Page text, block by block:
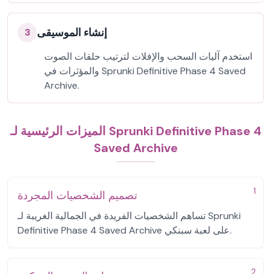
3 إنشاء الموسيقى
استخدم آليات السحب والإفلات لترتيب حلقات الصوت
والمؤثرات في Sprunki Definitive Phase 4 Saved
Archive.
الميزات الرئيسية لـ Sprunki Definitive Phase 4
Saved Archive
1 تصميم الشخصيات المجردة
تساهم الشخصيات الفريدة في الجمالية الغريبة لـ Sprunki
Definitive Phase 4 Saved Archive على لعبة سبنكي.
2